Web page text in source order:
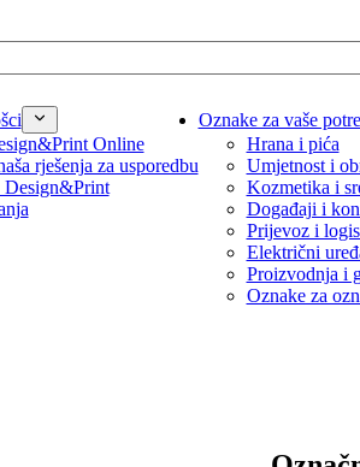
Online
rješenja za usporedbu
Design&Print
Oznake za vaše
Hrana i pića
Umjetnost i
Kozmetika i
Događaji i
Prijevoz i
Električni
Proizvodnja i
Oznake za